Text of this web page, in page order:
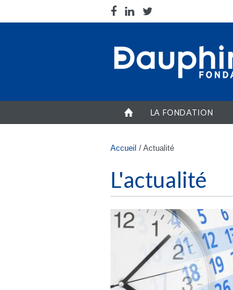
LA FONDATION
Vous êtes ici
Accueil / Actualité
L'actualité